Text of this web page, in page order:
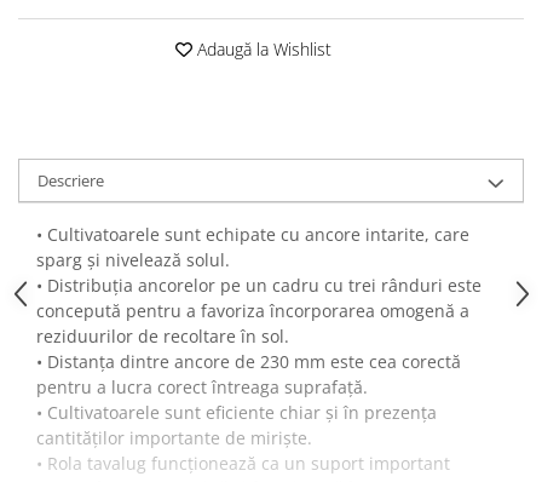
Utilaje Strip-Till (prelucrare în
Utilaje usturoi
Înfoliatoare Baloţi
Adaugă la Wishlist
Descriere
• Cultivatoarele sunt echipate cu ancore intarite, care
sparg și nivelează solul.
• Distribuția ancorelor pe un cadru cu trei rânduri este
concepută pentru a favoriza încorporarea omogenă a
reziduurilor de recoltare în sol.
• Distanța dintre ancore de 230 mm este cea corectă
pentru a lucra corect întreaga suprafață.
• Cultivatoarele sunt eficiente chiar și în prezența
cantităților importante de miriște.
• Rola tavalug funcționează ca un suport important